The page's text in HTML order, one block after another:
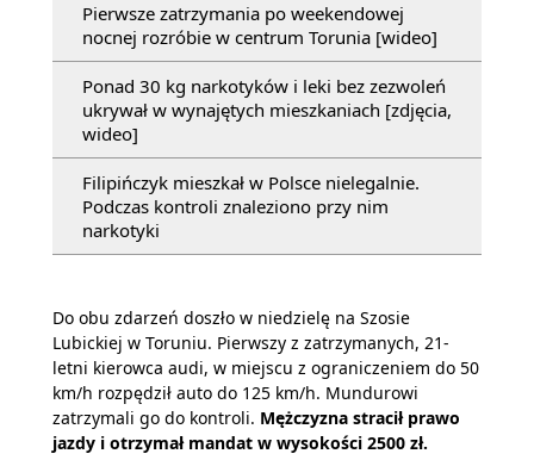
Pierwsze zatrzymania po weekendowej
nocnej rozróbie w centrum Torunia [wideo]
Ponad 30 kg narkotyków i leki bez zezwoleń
ukrywał w wynajętych mieszkaniach [zdjęcia,
wideo]
Filipińczyk mieszkał w Polsce nielegalnie.
Podczas kontroli znaleziono przy nim
narkotyki
Do obu zdarzeń doszło w niedzielę na Szosie
Lubickiej w Toruniu. Pierwszy z zatrzymanych, 21-
letni kierowca audi, w miejscu z ograniczeniem do 50
km/h rozpędził auto do 125 km/h. Mundurowi
zatrzymali go do kontroli. Mężczyzna stracił prawo
jazdy i otrzymał mandat w wysokości 2500 zł.